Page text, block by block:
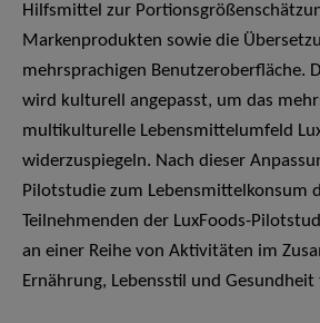
Hilfsmittel zur
Markenprodukten sowie die
mehrsprachigen Benutzeroberfläche.
wird kulturell angepasst, um das
multikulturelle Lebensmittelumfeld
widerzuspiegeln. Nach dieser
Pilotstudie zum Lebensmittelkonsum
Teilnehmenden der LuxFoods-
an einer Reihe von Aktivitäten im
Ernährung, Lebensstil und